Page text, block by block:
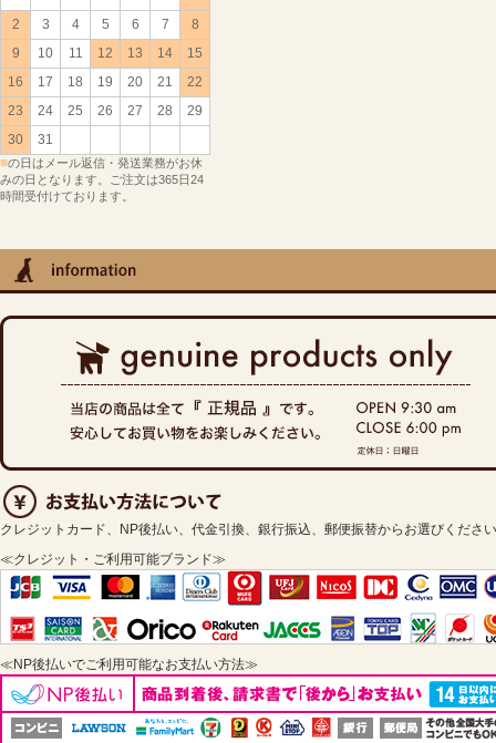
2
3 4 5 6 7
8
9
10 11 12 13 14
15
16
17 18 19 20 21
22
23
24 25 26 27 28
29
30
31
■の日はメール返信・発送業務がお休
みの日となります。ご注文は365日24
時間受付けております。
クレジットカード、NP後払い、代金引換、銀行振込、郵便振替からお選びくださ
≪クレジット・ご利用可能ブランド≫
≪NP後払いでご利用可能なお支払い方法≫